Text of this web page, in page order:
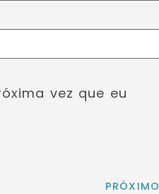
vez que eu
PRÓXIMO